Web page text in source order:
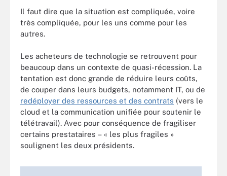
Il faut dire que la situation est compliquée, voire
très compliquée, pour les uns comme pour les
autres.
Les acheteurs de technologie se retrouvent pour
beaucoup dans un contexte de quasi-récession. La
tentation est donc grande de réduire leurs coûts,
de couper dans leurs budgets, notamment IT, ou de
redéployer des ressources et des contrats (vers le
cloud et la communication unifiée pour soutenir le
télétravail). Avec pour conséquence de fragiliser
certains prestataires – « les plus fragiles »
soulignent les deux présidents.